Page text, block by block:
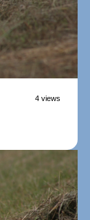
4 views